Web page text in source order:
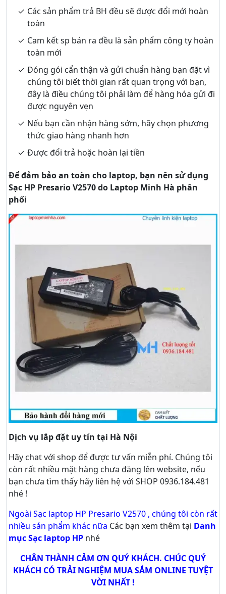
Các sản phẩm trả BH đều sẽ được đổi mới hoàn
toàn
Cam kết sp bán ra đều là sản phẩm công ty hoàn
toàn mới
Đóng gói cẩn thận và gửi chuẩn hàng bạn đặt vì
chúng tôi biết thời gian rất quan trọng với bạn,
đây là điều chúng tôi phải làm để hàng hóa gửi đi
được nguyên vẹn
Nếu bạn cần nhận hàng sớm, hãy chọn phương
thức giao hàng nhanh hơn
Được đổi trả hoặc hoàn lại tiền
Để đảm bảo an toàn cho laptop, bạn nên sử dụng
Sạc HP Presario V2570 do Laptop Minh Hà phân
phối
Dịch vụ lắp đặt uy tín tại Hà Nội
Hãy chatvới shop để được tư vấn miễn phí. Chúng tôi
còn rất nhiều mặt hàng chưa đăng lên website, nếu
bạn chưa tìm thấy hãy liên hệ với SHOP 0936.184.481
nhé !
Ngoài Sạc laptop HP Presario V2570 , chúng tôi còn rất
nhiều sản phẩm khác nữa Các bạn xem thêm tại Danh
mục Sạc laptop HP nhé
CHÂN THÀNH CẢM ƠN QUÝ KHÁCH. CHÚC QUÝ
KHÁCH CÓ TRẢI NGHIỆM MUA SẮM ONLINE TUYỆT
VỜI NHẤT !